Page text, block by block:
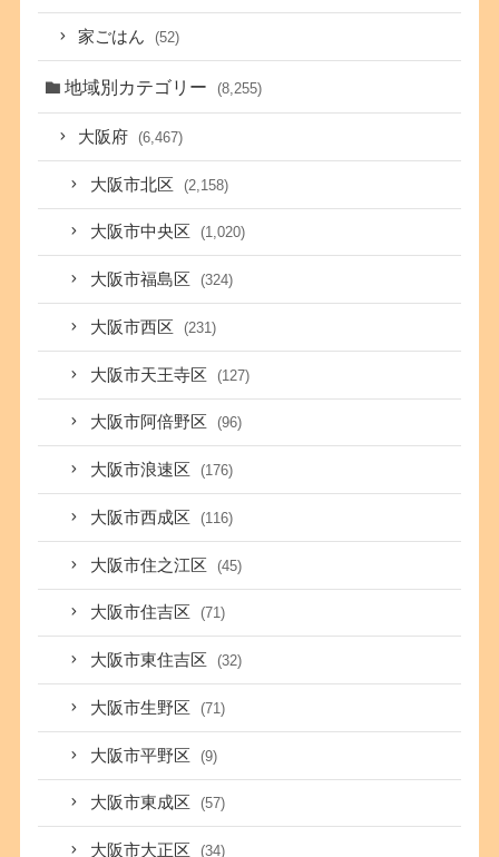
家ごはん (52)
地域別カテゴリー (8,255)
大阪府 (6,467)
大阪市北区 (2,158)
大阪市中央区 (1,020)
大阪市福島区 (324)
大阪市西区 (231)
大阪市天王寺区 (127)
大阪市阿倍野区 (96)
大阪市浪速区 (176)
大阪市西成区 (116)
大阪市住之江区 (45)
大阪市住吉区 (71)
大阪市東住吉区 (32)
大阪市生野区 (71)
大阪市平野区 (9)
大阪市東成区 (57)
大阪市大正区 (34)